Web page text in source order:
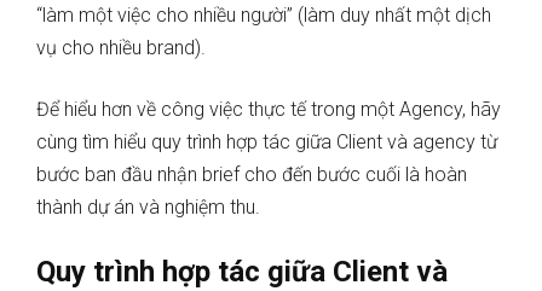
“làm một việc cho nhiều người” (làm duy nhất một dịch
vụ cho nhiều brand).
Để hiểu hơn về công việc thực tế trong một Agency, hãy
cùng tìm hiểu quy trình hợp tác giữa Client và agency từ
bước ban đầu nhận brief cho đến bước cuối là hoàn
thành dự án và nghiệm thu.
Quy trình hợp tác giữa Client và